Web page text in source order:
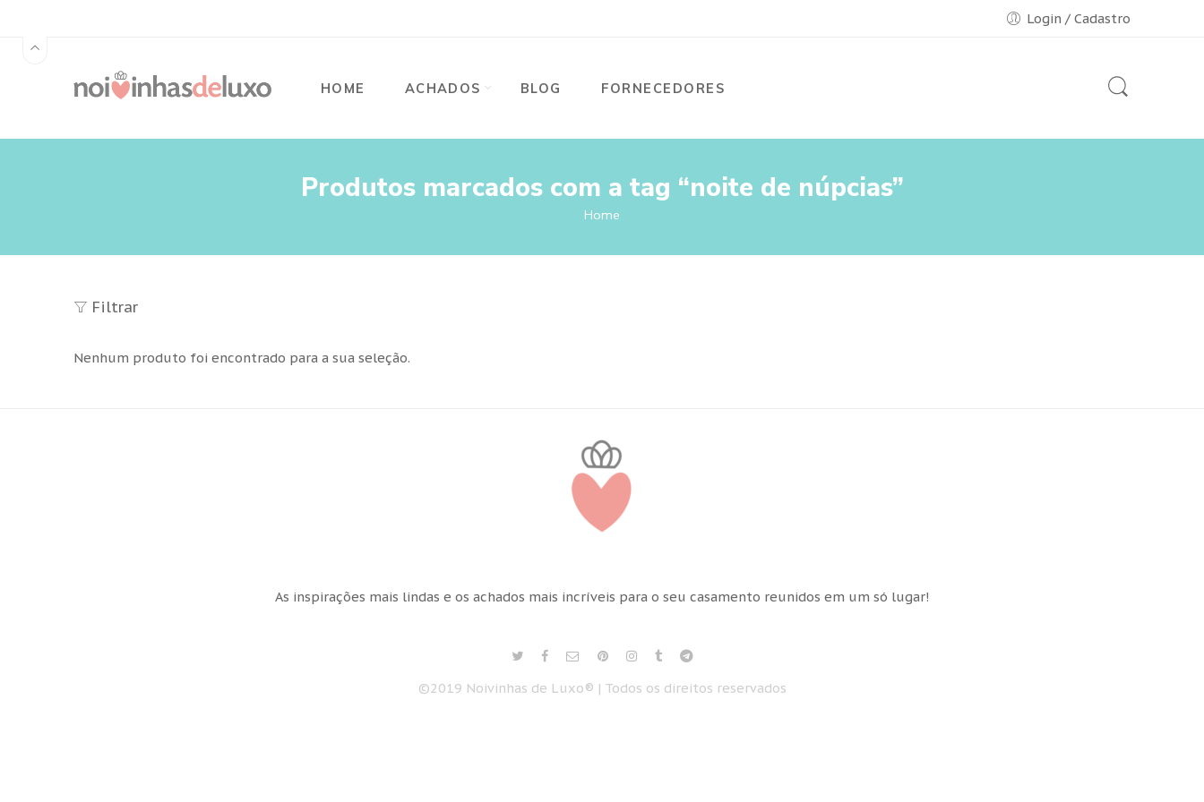
Login / Cadastro
HOME ACHADOS BLOG FORNECEDORES
Produtos marcados com a tag “noite de núpcias”
Home
Filtrar
Nenhum produto foi encontrado para a sua seleção.
As inspirações mais lindas e os achados mais incríveis para o seu casamento reunidos em um só lugar!
©2019 Noivinhas de Luxo® | Todos os direitos reservados